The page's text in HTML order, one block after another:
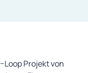
Projekt von